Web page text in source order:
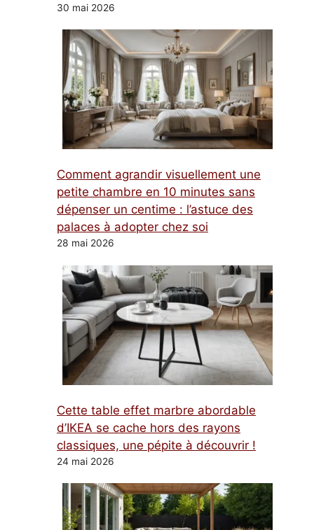
30 mai 2026
Comment agrandir visuellement une
petite chambre en 10 minutes sans
dépenser un centime : l’astuce des
palaces à adopter chez soi
28 mai 2026
Cette table effet marbre abordable
d’IKEA se cache hors des rayons
classiques, une pépite à découvrir !
24 mai 2026